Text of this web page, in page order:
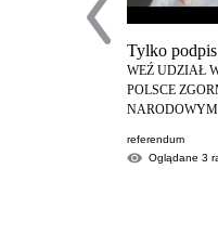
Tylko
WEŹ UDZIAŁ
POLSCE
NARODOWYM
referendum
Oglądane 3